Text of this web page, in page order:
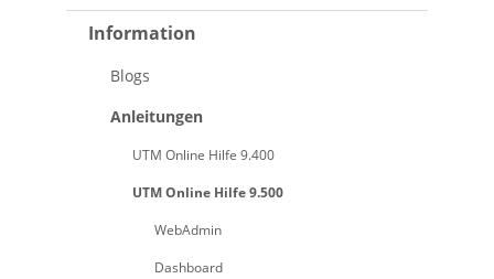
Information
Blogs
Anleitungen
UTM Online Hilfe 9.400
UTM Online Hilfe 9.500
WebAdmin
Dashboard